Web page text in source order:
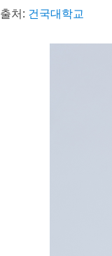
출처: 건국대학교